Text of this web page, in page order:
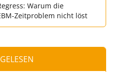
Warum die
Zeitproblem nicht löst